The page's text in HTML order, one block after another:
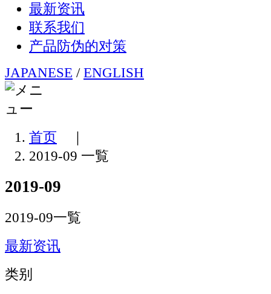
最新资讯
联系我们
产品防伪的对策
JAPANESE / ENGLISH
首页
2019-09 一覧
2019-09
2019-09一覧
最新资讯
类别